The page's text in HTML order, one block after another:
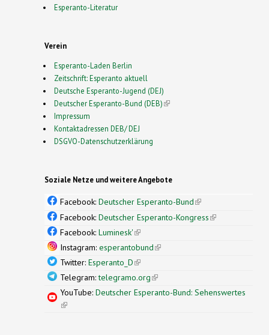
Esperanto-Literatur
Verein
Esperanto-Laden Berlin
Zeitschrift: Esperanto aktuell
Deutsche Esperanto-Jugend (DEJ)
Deutscher Esperanto-Bund (DEB)(link is external)
Impressum
Kontaktadressen DEB/ DEJ
DSGVO-Datenschutzerklärung
Soziale Netze und weitere Angebote
Facebook: Deutscher Esperanto-Bund(link is
external)
Facebook: Deutscher Esperanto-Kongress(link is
Facebook: Luminesk'(link is external)
Instagram: esperantobund(link is external)
Twitter: Esperanto_D(link is external)
Telegram:telegramo.org(link is external)
YouTube: Deutscher Esperanto-Bund: Sehenswertes
(link is external)